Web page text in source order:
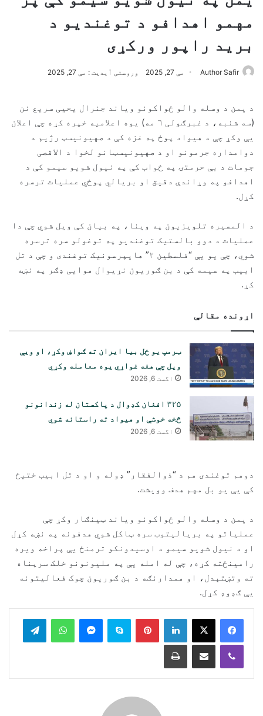
مهمو اهدافو د توغندیو د
برید راپور ورکړی
Author Safir مې 27, 2025 وروستی آپدیت : مې 27, 2025
د یمن د وسله والو ځواکونو ویاند جنرال یحیی سریع نن
(سه شنبه، د غبرګولی ٦ مه) یوه اعلامیه خپره کړه چې اعلان
یې وکړ چې د هیواد پوځ په غزه کې د صهیونیسټ رژیم د
دوامداره جرمونو او د صهیونیسټانو لخوا د الاقصی
جومات د بې حرمتۍ په ځواب کې په نیول شویو سیمو کې د
اهدافو په وړاندې دقیق او بریالي پوځي عملیات ترسره
کړل.
د المسیره تلویزیون په وینا، په بیان کې ویل شوي چې دا
عملیات د دوو بالستیک توغندیو په توغولو سره ترسره
شوي، چې یو یې “فلسطین ۲” هایپرسونیک توغندی و چې د تل
ابیب په سیمه کې د بن ګوریون نړیوال هوایی ډګر په نښه
کړ.
اړونده مقالې
ټرمپ یو ځل بیا ایران ته ګواښ وکړ، او ویې
ویل چې هغه غواړي یوه معامله وکړي
اگست 6, 2026
۳۲۵ افغان کډوال د پاکستان له زندانونو
څخه خوشې او هیواد ته راستانه شوي
اگست 6, 2026
دوهم توغندی هم د “ذوالفقار” ډوله و او د تل ابیب ختیځ
کې یې یو بل مهم هدف وویشت.
د یمن د وسله والو ځواکونو ویاند ټینګار وکړ چې
عملیاتو په بریالیتوب سره ټاکل شوي هدفونه په نښه کړل
او د نیول شویو سیمو د اوسیدونکو ترمنځ یې پراخه ویره
رامینځته کړه، چې له امله یې په ملیونونو خلک سرپناه
ته وتښتېدل، او همدارنګه د بن ګوریون چوک فعالیتونه
یې ګډوډ کړل.
LinkedIn
Pinterest
Skype
Messenger
WhatsApp
Viber
Share via Email
Print